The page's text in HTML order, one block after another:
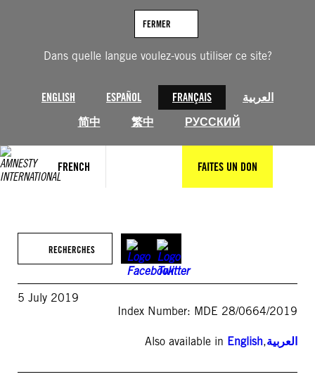
Dans quelle langue voulez-vous utiliser ce site?
ENGLISH ESPAÑOL FRANÇAIS
العربية
简中
繁中 РУССКИЙ
FERMER
FRENCH FAITES UN DON
RECHERCHES
5 July 2019
Index Number: MDE 28/0664/2019
Also available in English,العربية